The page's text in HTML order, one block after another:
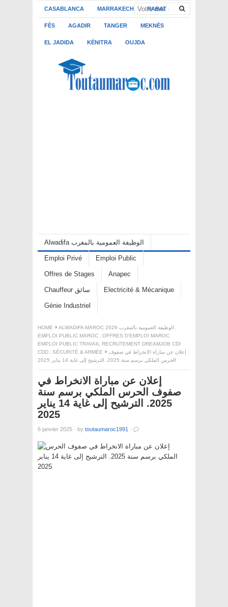
CASABLANCA MARRAKECH RABAT
FÈS AGADIR TANGER MEKNÈS
EL JADIDA KÉNITRA OUJDA
Alwadifa الوظيفة العمومية بالمغرب
Emploi Privé Emploi Public
Offres de Stages Anapec
Chauffeur سائق Electricité & Mécanique
Génie Industriel
HOME ALWADIFA MAROC 2026 الوظيفة العمومية بالمغرب
,
EMPLOI PUBLIC MAROC , OFFRES D'EMPLOI MAROC
EMPLOI PUBLIC TRAVAIL RECRUTEMENT DREAMJOB CDI
CDD , SÉCURITÉ & ARMÉE
إعلان عن مباراة الانخراط في صفوف
الحرس الملكي برسم سنة 2025. الترشيح إلى غاية 14 يناير 2025
إعلان عن مباراة الانخراط في
صفوف الحرس الملكي برسم سنة
2025. الترشيح إلى غاية 14 يناير
2025
6 janvier 2025 · by toutaumaroc1991 ·